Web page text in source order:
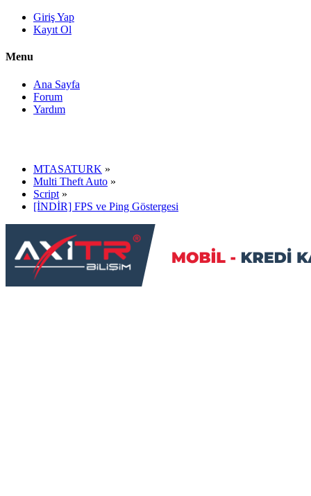
Giriş Yap
Kayıt Ol
Menu
Ana Sayfa
Forum
Yardım
MTASATURK »
Multi Theft Auto »
Script »
[İNDİR] FPS ve Ping Göstergesi